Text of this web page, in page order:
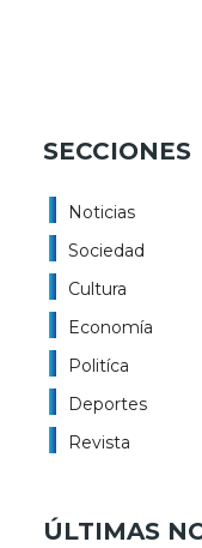
SECCIONES
Noticias
Sociedad
Cultura
Economía
Politíca
Deportes
Revista
ÚLTIMAS